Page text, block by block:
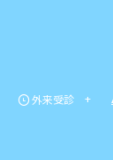
外来受診